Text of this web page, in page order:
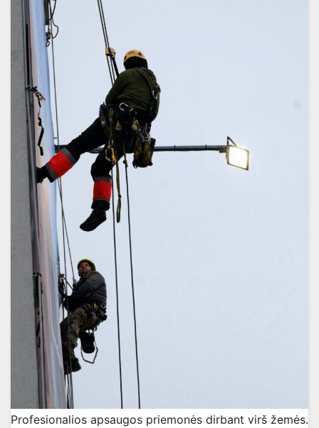
Profesionalios apsaugos priemonės dirbant virš žemės.